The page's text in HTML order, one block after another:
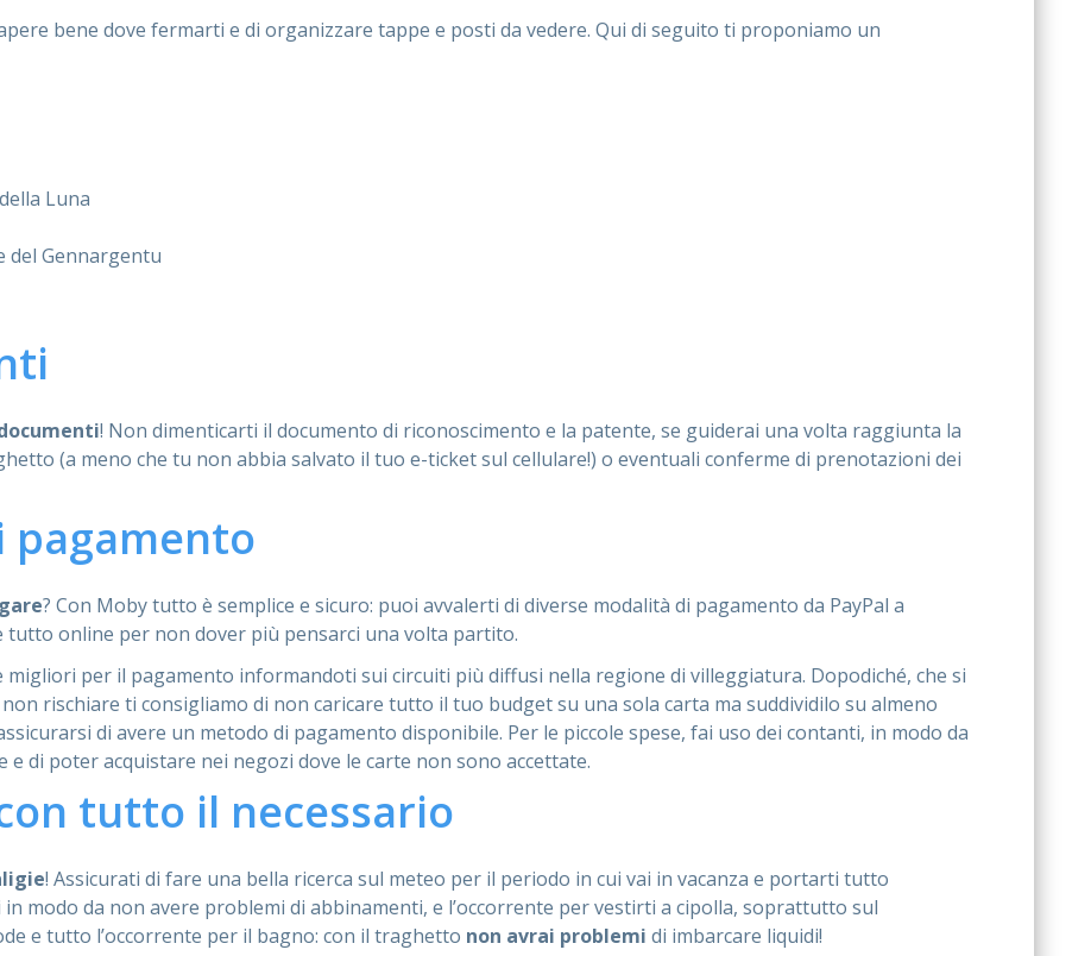
bene dove fermarti e di organizzare tappe e posti da vedere. Qui di seguito ti proponiamo un
Luna
del Gennargentu
! Non dimenticarti il documento di riconoscimento e la patente, se guiderai una volta raggiunta la
(a meno che tu non abbia salvato il tuo e-ticket sul cellulare!) o eventuali conferme di prenotazioni dei
pagamento
? Con Moby tutto è semplice e sicuro: puoi avvalerti di diverse modalità di pagamento da PayPal a
online per non dover più pensarci una volta partito.
migliori per il pagamento informandoti sui circuiti più diffusi nella regione di villeggiatura. Dopodiché, che si
rischiare ti consigliamo di non caricare tutto il tuo budget su una sola carta ma suddividilo su almeno
di avere un metodo di pagamento disponibile. Per le piccole spese, fai uso dei contanti, in modo da
di poter acquistare nei negozi dove le carte non sono accettate.
tutto il necessario
! Assicurati di fare una bella ricerca sul meteo per il periodo in cui vai in vacanza e portarti tutto
modo da non avere problemi di abbinamenti, e l’occorrente per vestirti a cipolla, soprattutto sul
e tutto l’occorrente per il bagno: con il traghetto non avrai problemi di imbarcare liquidi!